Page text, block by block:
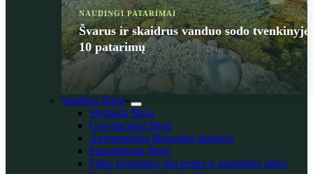
NAUDINGI PATARIMAI
Švarus ir skaidrus vanduo sodo tvenkinyje:
10 patarimų
Vandens filtrai
Slėginiai filtrai
Gravitaciniai filtrai
Autonominės filtravimo sistemos
Panardinami filtrai
Filtrų kempinės, bio terpės ir atsarginės dalys